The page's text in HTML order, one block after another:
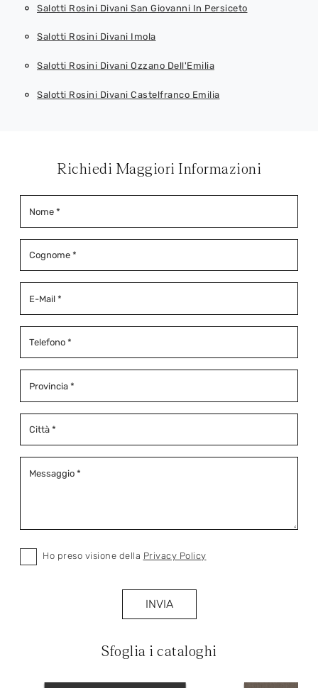
Salotti Rosini Divani San Giovanni In Persiceto
Salotti Rosini Divani Imola
Salotti Rosini Divani Ozzano Dell'Emilia
Salotti Rosini Divani Castelfranco Emilia
Sfoglia i cataloghi
Richiedi Maggiori Informazioni
Ho preso visione della Privacy Policy
INVIA